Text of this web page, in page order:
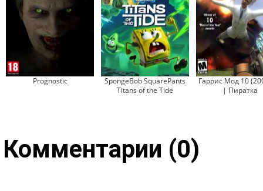
Prognostic
SpongeBob SquarePants
Titans of the Tide
Гаррис Мод 10
| Пиратка
Комментарии (0)